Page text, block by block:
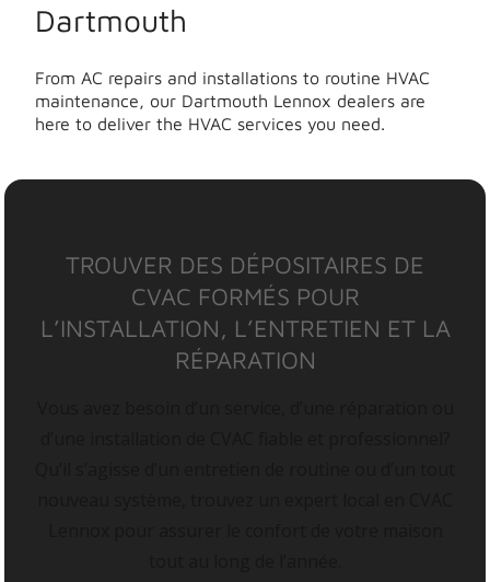
Dartmouth
From AC repairs and installations to routine HVAC
maintenance, our Dartmouth Lennox dealers are
here to deliver the HVAC services you need.
TROUVER DES DÉPOSITAIRES DE
CVAC FORMÉS POUR
L’INSTALLATION, L’ENTRETIEN ET LA
RÉPARATION